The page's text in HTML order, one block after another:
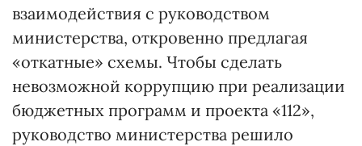
взаимодействия с руководством
министерства, откровенно предлагая
«откатные» схемы. Чтобы сделать
невозможной коррупцию при реализации
бюджетных программ и проекта «112»,
руководство министерства решило